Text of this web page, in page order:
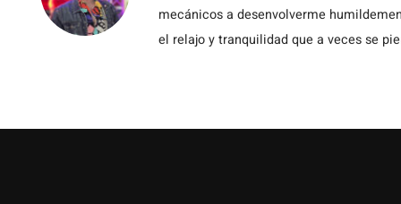
mecánicos a desenvolverme
el relajo y tranquilidad que a veces se